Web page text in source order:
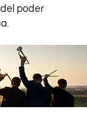
poder